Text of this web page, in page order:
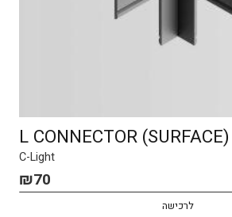
L CONNECTOR (SURFACE)
C-Light
₪70
לרכישה
DRIVER 100W
C-Light
₪459
לרכישה